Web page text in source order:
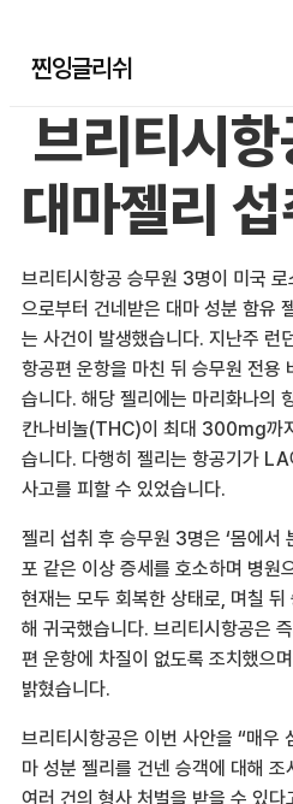
찐잉글리쉬
브리티시
대마젤리
브리티시항공 승무원 3명이 미국
으로부터 건네받은 대마 성분 함유
는 사건이 발생했습니다. 지난주 런
항공편 운항을 마친 뒤 승무원 전용
습니다. 해당 젤리에는 마리화나의
칸나비놀(THC)이 최대 300mg까
습니다. 다행히 젤리는 항공기가
사고를 피할 수 있었습니다.
젤리 섭취 후 승무원 3명은 ‘몸에서
포 같은 이상 증세를 호소하며 병원
현재는 모두 회복한 상태로, 며칠
해 귀국했습니다. 브리티시항공은
편 운항에 차질이 없도록 조치했으
밝혔습니다.
브리티시항공은 이번 사안을 “매우
마 성분 젤리를 건넨 승객에 대해
여러 건의 형사 처벌을 받을 수 있